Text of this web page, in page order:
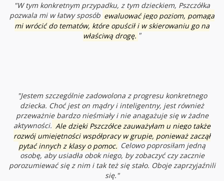
"W tym konkretnym przypadku, z tym dzieckiem, Pszczółka
pozwala mi w łatwy sposób ewaluować jego poziom, pomaga
mi wrócić do tematów, które opuścił i w skierowaniu go na
właściwą drogę. "
"Jestem szczególnie zadowolona z progresu konkretnego
dziecka. Choć jest on mądry i inteligentny, jest również
przeważnie bardzo nieśmiały i nie anagażuje się w żadne
aktywności. Ale dzięki Pszczółce zauważyłam u niego także
rozwój umiejętności współpracy w grupie, ponieważ zaczął
pytać innych z klasy o pomoc. Celowo poprosiłam jedną
osobę, aby usiadła obok niego, by zobaczyć czy zacznie
porozumiewać się z nim i tak też się stało. Oboje zaprzyjaźnili
się."